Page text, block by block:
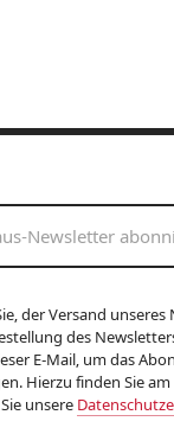
der Versand
des
E-Mail, um das
Hierzu finden Sie
unsere